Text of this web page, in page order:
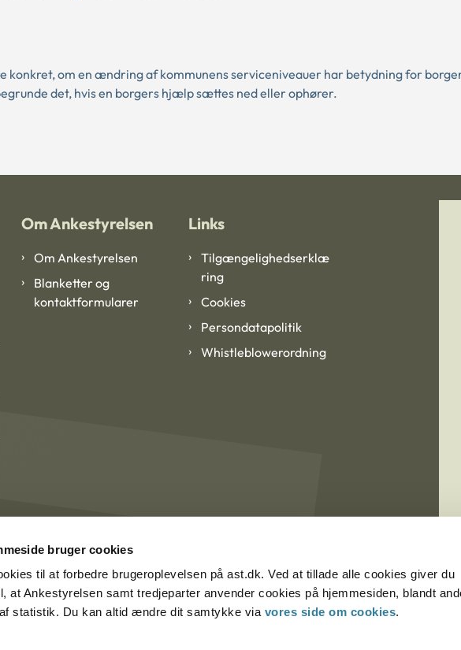
bruger cookies
til at forbedre brugeroplevelsen på ast.dk. Ved at tillade alle cookies giver du
at Ankestyrelsen samt tredjeparter anvender cookies på hjemmesiden, blandt
statistik. Du kan altid ændre dit samtykke via vores side om cookies.
konkret, om en ændring af kommunens serviceniveauer har betydning for
det, hvis en borgers hjælp sættes ned eller ophører.
Om Ankestyrelsen
Om Ankestyrelsen
Blanketter og
kontaktformularer
Links
Tilgængelighedserklæ
ring
Cookies
Persondatapolitik
Whistleblowerordning